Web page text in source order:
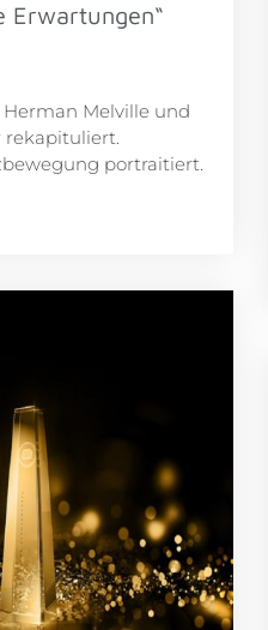
Erwartungen“
Herman Melville und
rekapituliert.
portraitiert.